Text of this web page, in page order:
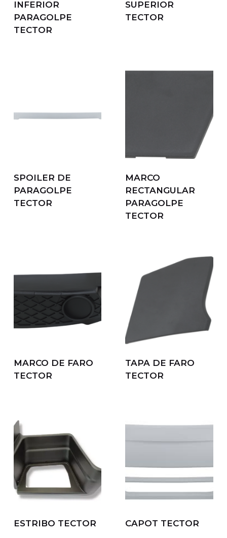
INFERIOR
PARAGOLPE
TECTOR
SUPERIOR
TECTOR
SPOILER DE
PARAGOLPE
TECTOR
MARCO
RECTANGULAR
PARAGOLPE
TECTOR
MARCO DE FARO
TECTOR
TAPA DE FARO
TECTOR
ESTRIBO TECTOR CAPOT TECTOR